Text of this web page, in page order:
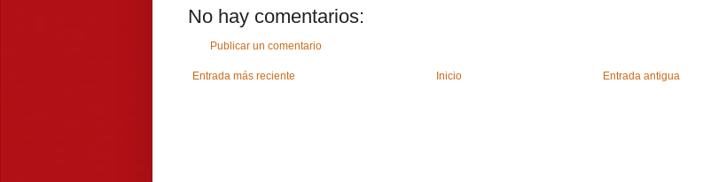
No hay comentarios:
Publicar un comentario
Entrada más reciente Entrada antigua
Inicio